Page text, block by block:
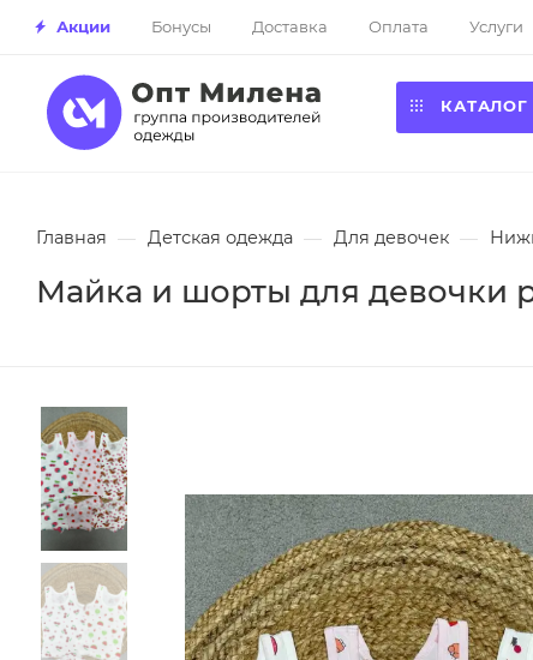
Акции Бонусы Доставка Оплата Услуги
КАТАЛОГ
Главная — Детская одежда — Для девочек —
Майка и шорты для девочки